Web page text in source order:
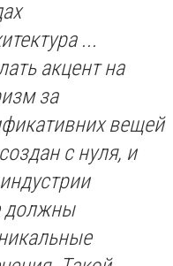
...
акцент на
за
вещей
с нуля, и
должны